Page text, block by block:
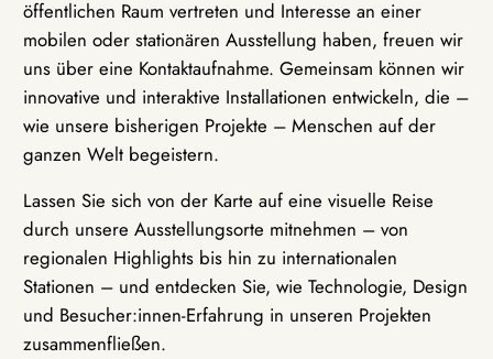
öffentlichen Raum vertreten und Interesse an einer
mobilen oder stationären Ausstellung haben, freuen wir
uns über eine Kontaktaufnahme. Gemeinsam können wir
innovative und interaktive Installationen entwickeln, die –
wie unsere bisherigen Projekte – Menschen auf der
ganzen Welt begeistern.
Lassen Sie sich von der Karte auf eine visuelle Reise
durch unsere Ausstellungsorte mitnehmen – von
regionalen Highlights bis hin zu internationalen
Stationen – und entdecken Sie, wie Technologie, Design
und Besucher:innen-Erfahrung in unseren Projekten
zusammenfließen.